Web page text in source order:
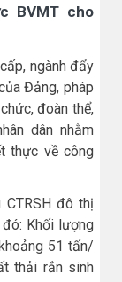
BVMT cho
ngành đẩy
Đảng, pháp
đoàn thể,
dân nhằm
thực về công
đô thị
Khối lượng
51 tấn/
thải rắn sinh